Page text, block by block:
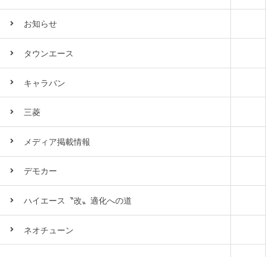
お知らせ
タウンエース
キャラバン
三菱
メディア掲載情報
デモカー
ハイエース〝改〟適化への道
ネオチューン